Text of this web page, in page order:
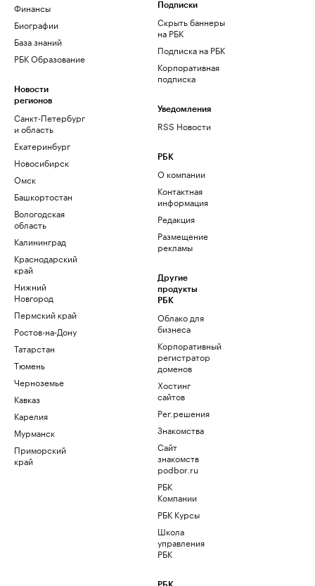
Финансы
Биографии
База знаний
РБК Образование
Новости
регионов
Санкт-Петербург
и область
Екатеринбург
Новосибирск
Омск
Башкортостан
Вологодская
область
Калининград
Краснодарский
край
Нижний
Новгород
Пермский край
Ростов-на-Дону
Татарстан
Тюмень
Черноземье
Кавказ
Карелия
Мурманск
Приморский
край
Подписки
Скрыть баннеры
на РБК
Подписка на РБК
Корпоративная
подписка
Уведомления
RSS Новости
РБК
О компании
Контактная
информация
Редакция
Размещение
рекламы
Другие
продукты
РБК
Облако для
бизнеса
Корпоративный
регистратор
доменов
Хостинг
сайтов
Рег.решения
Знакомства
Сайт
знакомств
podbor.ru
РБК
Компании
РБК Курсы
Школа
управления
РБК